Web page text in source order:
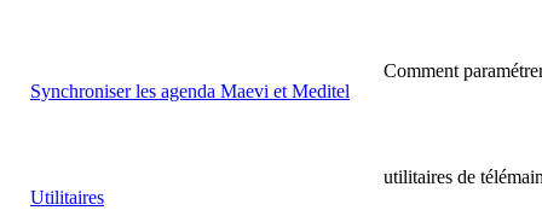
Synchroniser les agenda Maevi et Meditel
Comment
Utilitaires
utilitaires de